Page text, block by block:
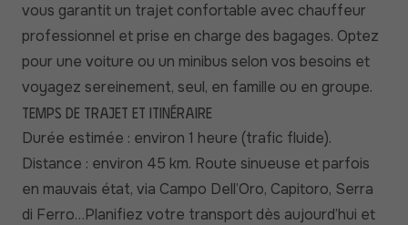
vous garantit un trajet confortable avec chauffeur
professionnel et prise en charge des bagages. Optez
pour une voiture ou un minibus selon vos besoins et
voyagez sereinement, seul, en famille ou en groupe.
Temps de trajet et itinéraire
Durée estimée : environ 1 heure (trafic fluide).
Distance : environ 45 km. Route sinueuse et parfois
en mauvais état, via Campo Dell’Oro, Capitoro, Serra
di Ferro…Planifiez votre transport dès aujourd’hui et